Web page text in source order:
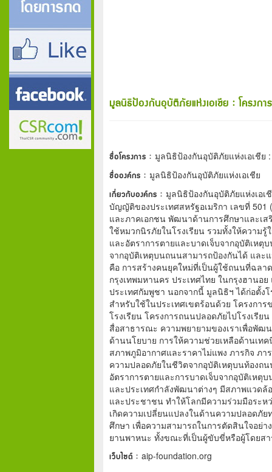
มูลนิธิป้องกันอุบัติภัยแห่งเอเชีย : โครงก
ชื่อโครงการ : มูลนิธิป้องกันอุบัติภัยแห่งเอเชีย
ชื่อองค์กร : มูลนิธิป้องกันอุบัติภัยแห่งเอเชีย
เกี่ยวกับองค์กร : มูลนิธิป้องกันอุบัติภัยแห่งเอเ
บัญญัติของประเทศสหรัฐอเมริกา เลขที่ 501
และภาคเอกชน พัฒนาด้านการศึกษาและเ
ใช้หมวกนิรภัยในโรงเรียน รวมทั้งให้ความ
และอัตราการตายและบาดเจ็บจากอุบัติเห
จากอุบัติเหตุบนถนนสามารถป้องกันได้ และ
คือ การสร้างคนยุคใหม่ที่เป็นผู้ใช้ถนนที่ฉล
กรุงเทพมหานคร ประเทศไทย ในกรุงฮานอ
ประเทศกัมพูชา นอกจากนี้ มูลนิธิฯ ได้ก่อตั้งโ
สำหรับใช้ในประเทศเขตร้อนด้วย โครงกา
โรงเรียน โครงการถนนปลอดภัยไปโรงเรี
สื่อสาธารณะ ความพยายามของเราเพื่อพั
ด้านนโยบาย การให้ความช่วยเหลือด้านเ
สภาพภูมิอากาศและราคาไม่แพง ภารกิจ ภ
ความปลอดภัยในชีวิตจากอุบัติเหตุบนท้องถ
อัตราการตายและการบาดเจ็บจากอุบัติเห
และประเทศกำลังพัฒนาต่างๆ มีสภาพแวดล้
และประชาชน ทำให้โลกมีความร่วมมือระห
เกิดความเปลี่ยนแปลงในด้านความปลอดภั
ศึกษา เพื่อความสามารถในการตัดสินใจอย่
ยานพาหนะ ทั้งขณะที่เป็นผู้ขับขี่หรือผู้โดยส
เว็บไซต์ : aip-foundation.org